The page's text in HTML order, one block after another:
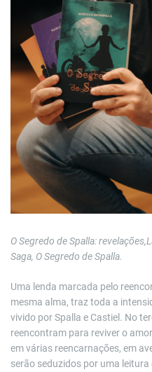
O Segredo de Spalla: revelações,
Saga, O Segredo de Spalla.
Uma lenda marcada pelo
mesma alma, traz toda a
vivido por Spalla e Castiel. No
reencontram para reviver o
em várias reencarnações, em
serão seduzidos por uma